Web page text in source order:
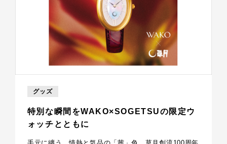
グッズ
特別な瞬間をWAKO×SOGETSUの限定ウ
ォッチとともに